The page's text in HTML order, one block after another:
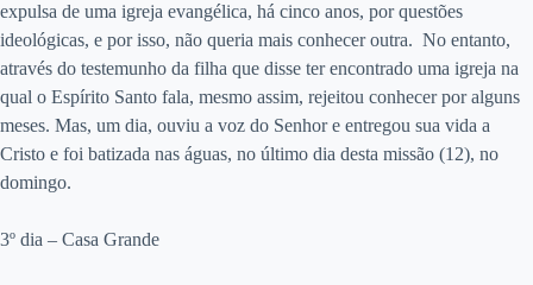
expulsa de uma igreja evangélica, há cinco anos, por questões
ideológicas, e por isso, não queria mais conhecer outra. No entanto,
através do testemunho da filha que disse ter encontrado uma igreja na
qual o Espírito Santo fala, mesmo assim, rejeitou conhecer por alguns
meses. Mas, um dia, ouviu a voz do Senhor e entregou sua vida a
Cristo e foi batizada nas águas, no último dia desta missão (12), no
domingo.
3º dia – Casa Grande